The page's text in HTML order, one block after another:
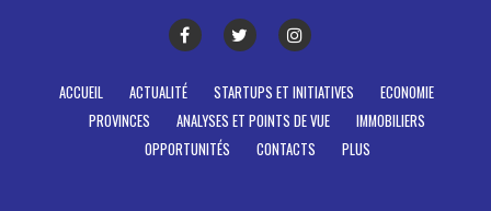
ACCUEIL ACTUALITÉ STARTUPS ET INITIATIVES
ECONOMIE
PROVINCES
ANALYSES ET POINTS DE VUE
IMMOBILIERS
OPPORTUNITÉS
CONTACTS PLUS